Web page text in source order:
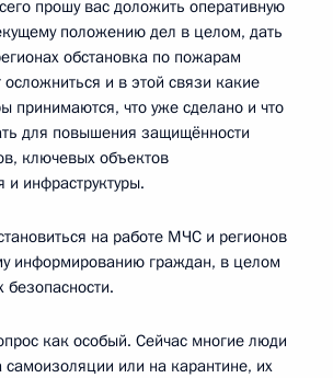
прошу вас доложить оперативную
положению дел в целом, дать
обстановка по пожарам
и в этой связи какие
принимаются, что уже сделано и что
для повышения защищённости
ключевых объектов
инфраструктуры.
на работе МЧС и регионов
информированию граждан, в целом
безопасности.
как особый. Сейчас многие люди
самоизоляции или на карантине, их